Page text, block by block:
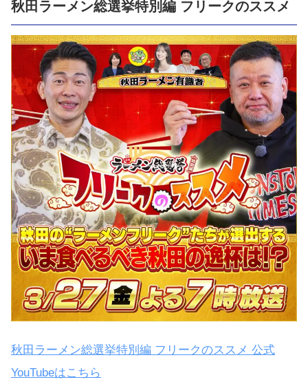
秋田ラーメン総選挙特別編 フリークのススメ
秋田ラーメン総選挙特別編 フリークのススメ 公式
YouTubeはこちら